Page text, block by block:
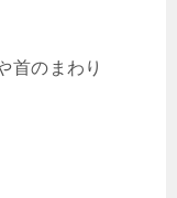
首のまわり